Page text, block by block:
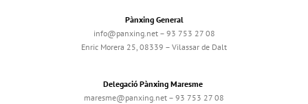
Pànxing General
info@panxing.net – 93 753 27 08
Enric Morera 25, 08339 – Vilassar de Dalt
Delegació Pànxing Maresme
maresme@panxing.net – 93 753 27 08